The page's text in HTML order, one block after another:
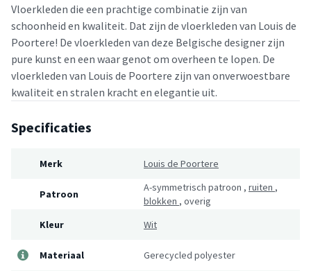
Vloerkleden die een prachtige combinatie zijn van
schoonheid en kwaliteit. Dat zijn de vloerkleden van Louis de
Poortere! De vloerkleden van deze Belgische designer zijn
pure kunst en een waar genot om overheen te lopen. De
vloerkleden van Louis de Poortere zijn van onverwoestbare
kwaliteit en stralen kracht en elegantie uit.
Specificaties
Merk Louis de Poortere
Patroon
A-symmetrisch patroon , ruiten ,
blokken , overig
Kleur
Wit
Materiaal Gerecycled polyester